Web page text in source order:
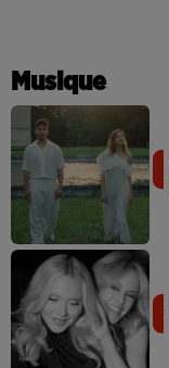
Musique